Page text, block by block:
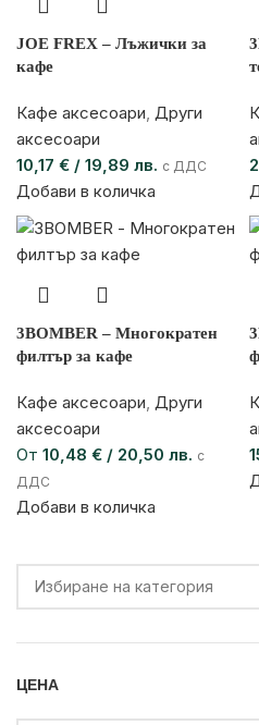
ЦЕНА
JOE FREX – Лъжички за
кафе
Кафе аксесоари, Други
аксесоари
10,17 € / 19,89 лв. с ДДС
Добави в количка
3BOMBER – Многократен
филтър за кафе
Кафе аксесоари, Други
аксесоари
От 10,48 € / 20,50 лв. с
ДДС
Добави в количка